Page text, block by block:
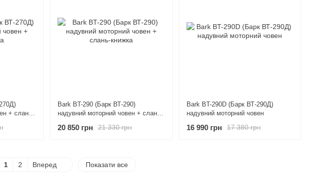
+ слань-
Bark BT-290 (Барк ВТ-290)
надувний моторний човен + слань-
21 330 грн
20 850 грн
Bark BT-290D (Барк ВТ-290Д)
надувний моторний човен
17 380 грн
16 990 грн
1 2 Вперед Показати все